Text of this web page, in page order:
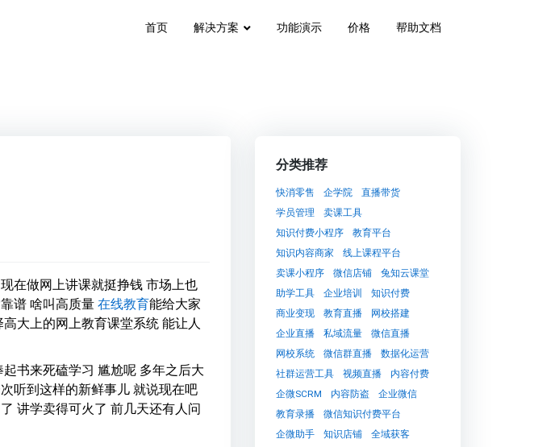
首页 解决方案 功能演示 价格 帮助文档
在做网上讲课就挺挣钱 市场上也
谱 啥叫高质量 在线教育能给大家
大上的网上教育课堂系统 能让人
书来死磕学习 尴尬呢 多年之后大
听到这样的新鲜事儿 就说现在吧
讲学卖得可火了 前几天还有人问
分类推荐
快消零售 企学院
直播带货
学员管理
卖课工具
知识付费小程序
教育平台
知识内容商家
线上课程平台
卖课小程序
微信店铺
兔知云课堂
助学工具
企业培训
知识付费
商业变现
教育直播
网校搭建
企业直播
私域流量
微信直播
网校系统
微信群直播
数据化运营
社群运营工具
视频直播
内容付费
企微SCRM
内容防盗
企业微信
教育录播
微信知识付费平台
企微助手
知识店铺
全域获客